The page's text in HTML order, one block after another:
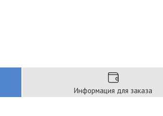
Информация для заказа